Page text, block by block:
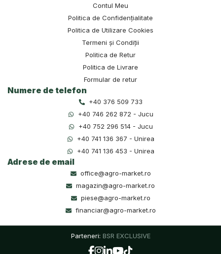
Contul Meu
Politica de Confidențialitate
Politica de Utilizare Cookies
Termeni și Condiții
Politica de Retur
Politica de Livrare
Formular de retur
Numere de telefon
+40 376 509 733
+40 746 262 872 - Jucu
+40 752 296 514 - Jucu
+40 741 136 367 - Unirea
+40 741 136 453 - Unirea
Adrese de email
office@agro-market.ro
magazin@agro-market.ro
piese@agro-market.ro
financiar@agro-market.ro
Parteneri: BSR EXCLUSIVE